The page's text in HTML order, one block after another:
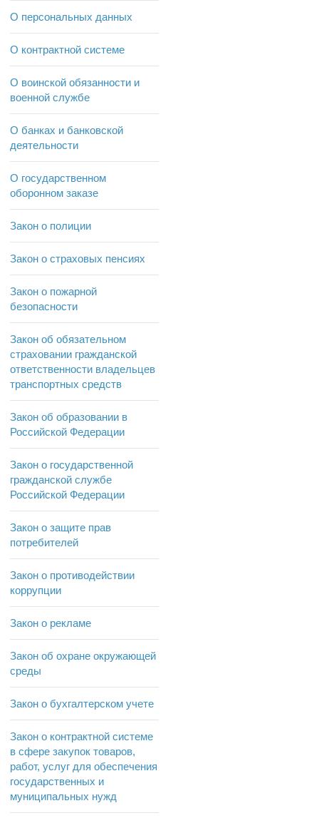
О персональных данных
О контрактной системе
О воинской обязанности и
военной службе
О банках и банковской
деятельности
О государственном
оборонном заказе
Закон о полиции
Закон о страховых пенсиях
Закон о пожарной
безопасности
Закон об обязательном
страховании гражданской
ответственности владельцев
транспортных средств
Закон об образовании в
Российской Федерации
Закон о государственной
гражданской службе
Российской Федерации
Закон о защите прав
потребителей
Закон о противодействии
коррупции
Закон о рекламе
Закон об охране окружающей
среды
Закон о бухгалтерском учете
Закон о контрактной системе
в сфере закупок товаров,
работ, услуг для обеспечения
государственных и
муниципальных нужд